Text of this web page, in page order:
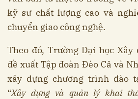
kỹ sư chất lượng cao và
chuyển giao công nghệ.
Theo đó, Trường Đại học
đề xuất Tập đoàn Đèo Cả và
xây dựng chương trình đào
“Xây dựng và quản lý khai